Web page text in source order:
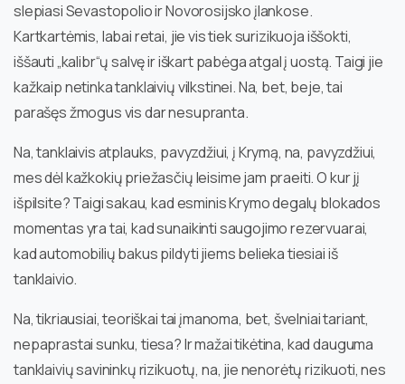
slepiasi Sevastopolio ir Novorosijsko įlankose.
Kartkartėmis, labai retai, jie vis tiek surizikuoja iššokti,
iššauti „kalibr“ų salvę ir iškart pabėga atgal į uostą. Taigi jie
kažkaip netinka tanklaivių vilkstinei. Na, bet, beje, tai
parašęs žmogus vis dar nesupranta.
Na, tanklaivis atplauks, pavyzdžiui, į Krymą, na, pavyzdžiui,
mes dėl kažkokių priežasčių leisime jam praeiti. O kur jį
išpilsite? Taigi sakau, kad esminis Krymo degalų blokados
momentas yra tai, kad sunaikinti saugojimo rezervuarai,
kad automobilių bakus pildyti jiems belieka tiesiai iš
tanklaivio.
Na, tikriausiai, teoriškai tai įmanoma, bet, švelniai tariant,
nepaprastai sunku, tiesa? Ir mažai tikėtina, kad dauguma
tanklaivių savininkų rizikuotų, na, jie nenorėtų rizikuoti, nes